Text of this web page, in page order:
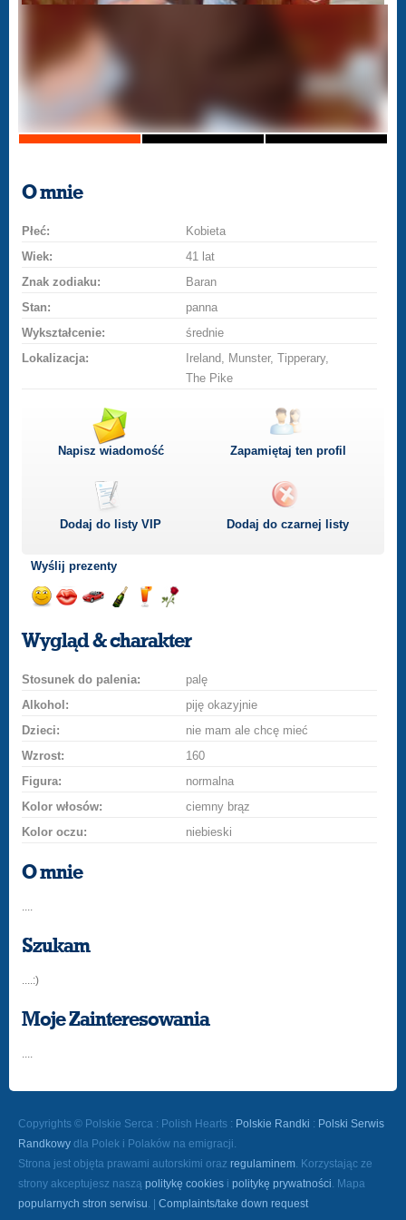
O mnie
Płeć:
Kobieta
Wiek:
41 lat
Znak zodiaku:
Baran
Stan:
panna
Wykształcenie:
średnie
Lokalizacja:
Ireland, Munster, Tipperary,
The Pike
Napisz wiadomość Zapamiętaj ten profil
Dodaj do listyVIP Dodaj do czarnej listy
Wyślij prezenty
uśmiech
buziakasamochodem
szampana
drinka
różę
Wygląd & charakter
Stosunek do palenia:
palę
Alkohol:
piję okazyjnie
Dzieci:
nie mam ale chcę mieć
Wzrost:
160
Figura:
normalna
Kolor włosów:
ciemny brąz
Kolor oczu:
niebieski
O mnie
....
Szukam
....:)
Moje Zainteresowania
....
Copyrights © Polskie Serca : Polish Hearts : Polskie Randki : Polski Serwis
Randkowy dla Polek i Polaków na emigracji.
Strona jest objęta prawami autorskimi oraz regulaminem. Korzystając ze
strony akceptujesz naszą politykę cookies i politykę prywatności. Mapa
popularnych stron serwisu. | Complaints/take down request